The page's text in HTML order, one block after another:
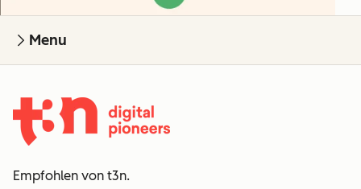
Menu
Empfohlen von t3n.